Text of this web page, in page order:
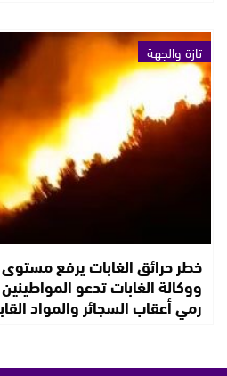
تازة والجهة
خطر حرائق الغابات يرفع
ووكالة الغابات تدعو
رمي أعقاب السجائر والمواد